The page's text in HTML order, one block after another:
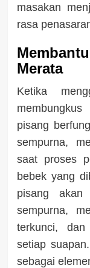
masakan
rasa
Merata
Ketika
pisang
sempurna,
saat proses
bebek yang
pisang
sempurna,
terkunci,
setiap
sebagai